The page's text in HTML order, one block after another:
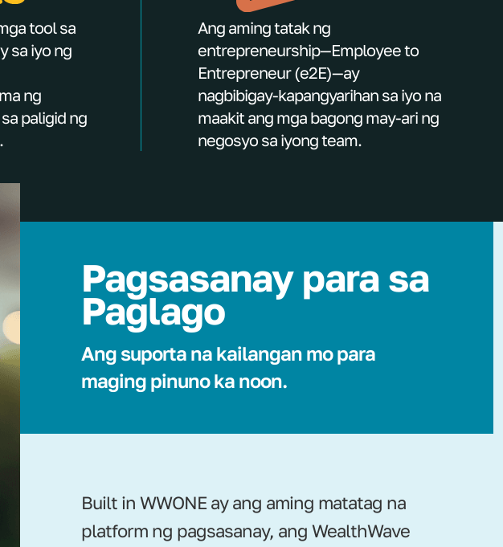
tool sa
sa iyo ng
ng
paligid ng
Ang aming tatak ng
entrepreneurship—Employee to
Entrepreneur (e2E)—ay
nagbibigay-kapangyarihan sa iyo na
maakit ang mga bagong may-ari ng
negosyo sa iyong team.
Pagsasanay para sa
Paglago
Ang suporta na kailangan mo para
maging pinuno ka noon.
Built in WWONE ay ang aming matatag na
platform ng pagsasanay, ang WealthWave